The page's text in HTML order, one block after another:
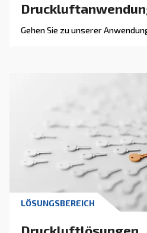
Einrichtung
AGRE
Investitionen in
unerlässlich, um